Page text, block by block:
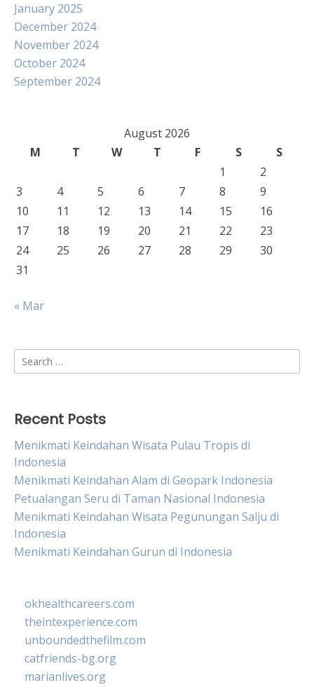
January 2025
December 2024
November 2024
October 2024
September 2024
August 2026
M
T W T F S
S
1
2
3
4 5 6 7 8
9
10
11 12 13 14 15
16
17
18 19 20 21 22
23
24
25 26 27 28 29
30
31
« Mar
Search
for:
Recent Posts
Menikmati Keindahan Wisata Pulau Tropis di
Indonesia
Menikmati Keindahan Alam di Geopark Indonesia
Petualangan Seru di Taman Nasional Indonesia
Menikmati Keindahan Wisata Pegunungan Salju di
Indonesia
Menikmati Keindahan Gurun di Indonesia
okhealthcareers.com
theintexperience.com
unboundedthefilm.com
catfriends-bg.org
marianlives.org